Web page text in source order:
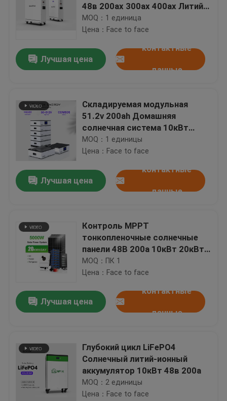
48в 200ах 300ах 400ах Литий-
ионные батареи 5кВт 10кВт
Powerwall
MOQ：1 единица
Цена：Face to face
Лучшая цена
контактные
данные
Складируемая модульная
51.2v 200ah Домашняя
солнечная система 10кВт
20кВт 30кВт батарея для
хранения энергии
MOQ：1 единицы
Цена：Face to face
Лучшая цена
контактные
данные
Контроль MPPT
тонкопленочные солнечные
панели 48В 200а 10кВт 20кВт
На крыше установка
солнечных стойки
MOQ：ПК 1
Цена：Face to face
Лучшая цена
контактные
данные
Глубокий цикл LiFePO4
Солнечный литий-ионный
аккумулятор 10кВт 48в 200а
MOQ：2 единицы
Цена：Face to face